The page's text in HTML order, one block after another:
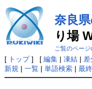
奈良
り場
ご覧のページ
[ トップ] [ 編集| 凍結|
新規 | 一覧| 単語検索| 最